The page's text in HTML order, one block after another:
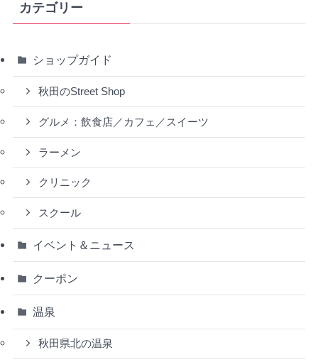
カテゴリー
ショップガイド
秋田のStreet Shop
グルメ：飲食店／カフェ／スイーツ
ラーメン
クリニック
スクール
イベント＆ニュース
クーポン
温泉
秋田県北の温泉